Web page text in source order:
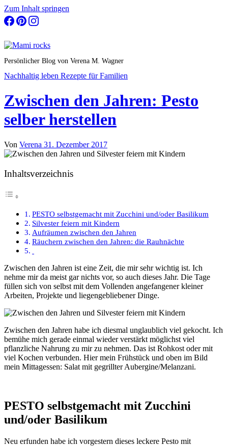
Zum Inhalt springen
Persönlicher Blog von Verena M. Wagner
Nachhaltig leben Rezepte für Familien
Zwischen den Jahren: Pesto
selber herstellen
Von Verena 31. Dezember 2017
Inhaltsverzeichnis
PESTO selbstgemacht mit Zucchini und/oder Basilikum
Silvester feiern mit Kindern
Aufräumen zwischen den Jahren
Räuchern zwischen den Jahren: die Rauhnächte
Zwischen den Jahren ist eine Zeit, die mir sehr wichtig ist. Ich
nehme mir da meist gar nichts vor, so auch dieses Jahr. Die Tage
füllen sich von selbst mit dem Vollenden angefangener kleiner
Arbeiten, Projekte und liegengebliebener Dinge.
Zwischen den Jahren habe ich diesmal unglaublich viel gekocht. Ich
bemühe mich gerade einmal wieder verstärkt möglichst viel
pflanzliche Nahrung zu mir zu nehmen. Das ist Rohkost oder mit
viel Kochen verbunden. Hier mein Frühstück und oben im Bild
mein Mittagessen: Salat mit gegrillter Aubergine/Melanzani.
PESTO selbstgemacht mit Zucchini
und/oder Basilikum
Neu erfunden habe ich vorgestern dieses leckere Pesto mit